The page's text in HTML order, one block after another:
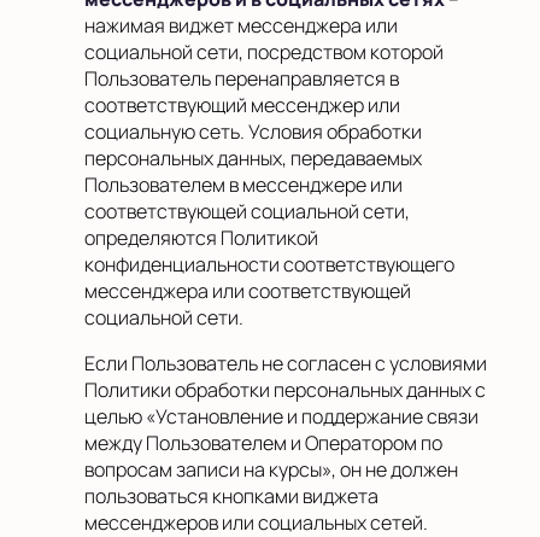
нажимая виджет мессенджера или
социальной сети, посредством которой
Пользователь перенаправляется в
соответствующий мессенджер или
социальную сеть. Условия обработки
персональных данных, передаваемых
Пользователем в мессенджере или
соответствующей социальной сети,
определяются Политикой
конфиденциальности соответствующего
мессенджера или соответствующей
социальной сети.
Если Пользователь не согласен с условиями
Политики обработки персональных данных с
целью «Установление и поддержание связи
между Пользователем и Оператором по
вопросам записи на курсы», он не должен
пользоваться кнопками виджета
мессенджеров или социальных сетей.